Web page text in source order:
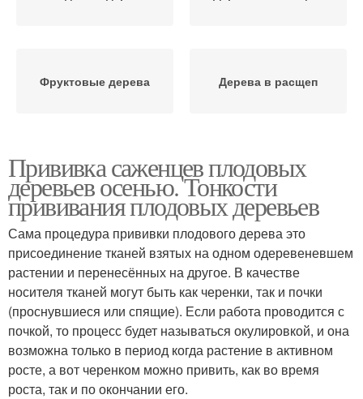
Фруктовые дерева Дерева в расщеп
Прививка саженцев плодовых
деревьев осенью. Тонкости
прививания плодовых деревьев
Сама процедура прививки плодового дерева это
присоединение тканей взятых на одном одеревеневшем
растении и перенесённых на другое. В качестве
носителя тканей могут быть как черенки, так и почки
(проснувшиеся или спящие). Если работа проводится с
почкой, то процесс будет называться окулировкой, и она
возможна только в период когда растение в активном
росте, а вот черенком можно привить, как во время
роста, так и по окончании его.